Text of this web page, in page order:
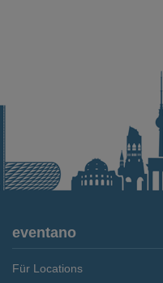
eventano
Für Locations